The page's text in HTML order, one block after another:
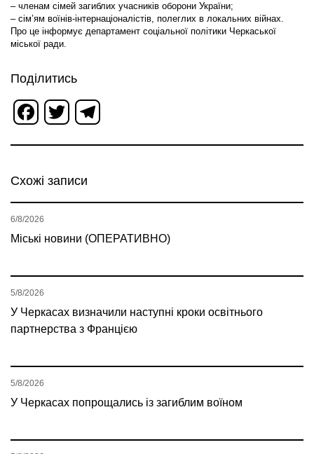
–членам сімей загиблих учасників оборони України;
– сім’ям воїнів-інтернаціоналістів, полеглих в локальних війнах.
Про це інформує департамент соціальної політики Черкаської
міської ради.
Поділитись
Facebook
Twitter
Схожі записи
Міські новини (ОПЕРАТИВНО)
6/8/2026
У Черкасах визначили наступні кроки освітнього
партнерства з Францією
5/8/2026
У Черкасах попрощались із загиблим воїном
5/8/2026